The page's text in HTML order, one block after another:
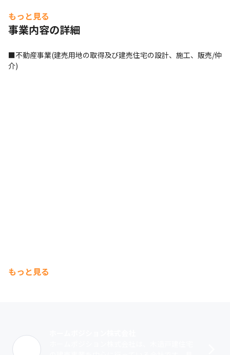
もっと見る
事業内容の詳細
■不動産事業(建売用地の取得及び建売住宅の設計、施工、販売/仲
介)
もっと見る